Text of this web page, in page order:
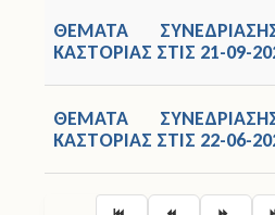
ΘΕΜΑΤΑ
ΚΑΣΤΟΡΙΑΣ ΣΤΙΣ 21-09-
ΘΕΜΑΤΑ
ΚΑΣΤΟΡΙΑΣ ΣΤΙΣ 22-06-